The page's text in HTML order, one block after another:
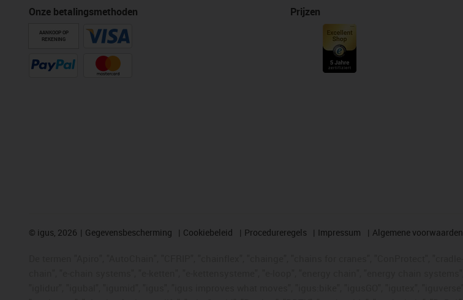
Onze betalingsmethoden
AANKOOP OP
REKENING
Prijzen
© igus, 2026 Gegevensbescherming Cookiebeleid Procedureregels Impressum Algemene voorwaarden